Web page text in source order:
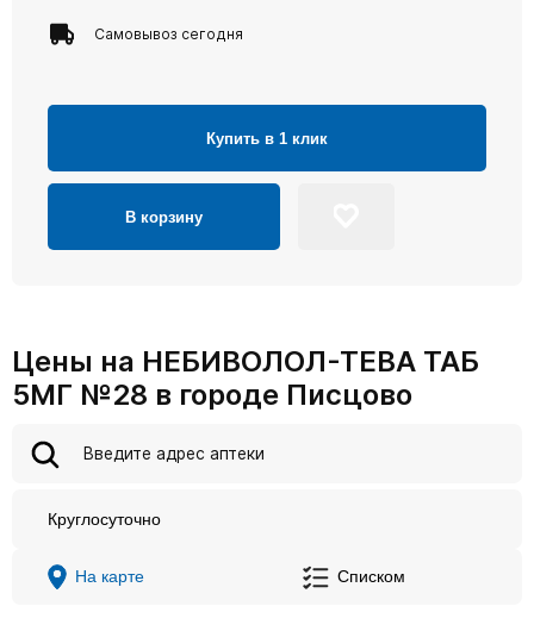
Самовывоз сегодня
Купить в 1 клик
В корзину
Цены на НЕБИВОЛОЛ-ТЕВА ТАБ
5МГ №28 в городе Писцово
Круглосуточно
На карте Списком